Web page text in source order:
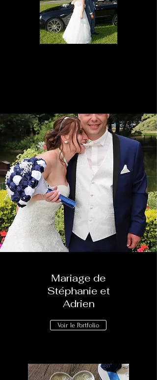
Mariage de
Stéphanie et
Adrien
Voir le Portfolio